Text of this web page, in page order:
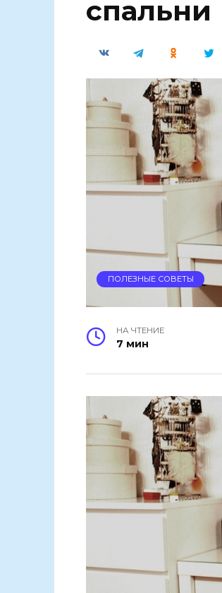
спальни
ПОЛЕЗНЫЕ СОВЕТЫ
НА ЧТЕНИЕ
7 мин